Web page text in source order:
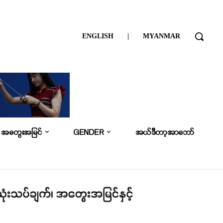
ENGLISH | MYANMAR
အတွေးအမြင် GENDER အယ်ဒီတာ့အာဘော်